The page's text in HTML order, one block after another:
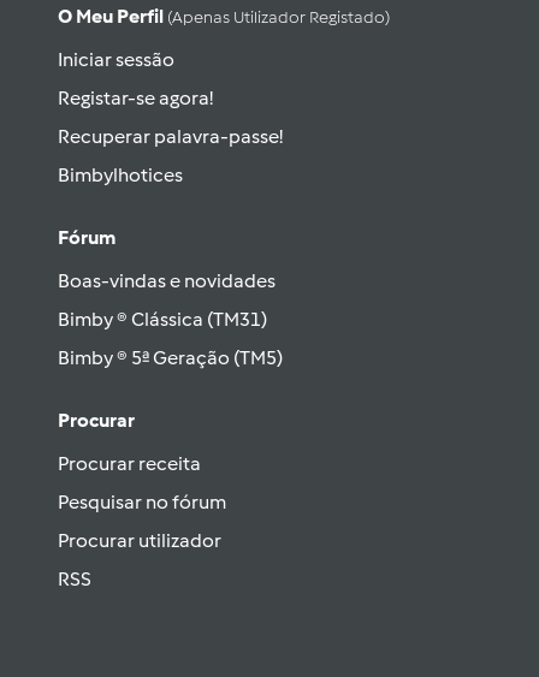
O Meu Perfil (apenas Utilizador Registado)
Iniciar sessão
Registar-se agora!
Recuperar palavra-passe!
Bimbylhotices
Fórum
Boas-vindas e novidades
Bimby ® Clássica (TM31)
Bimby ® 5ª Geração (TM5)
Procurar
Procurar receita
Pesquisar no fórum
Procurar utilizador
RSS